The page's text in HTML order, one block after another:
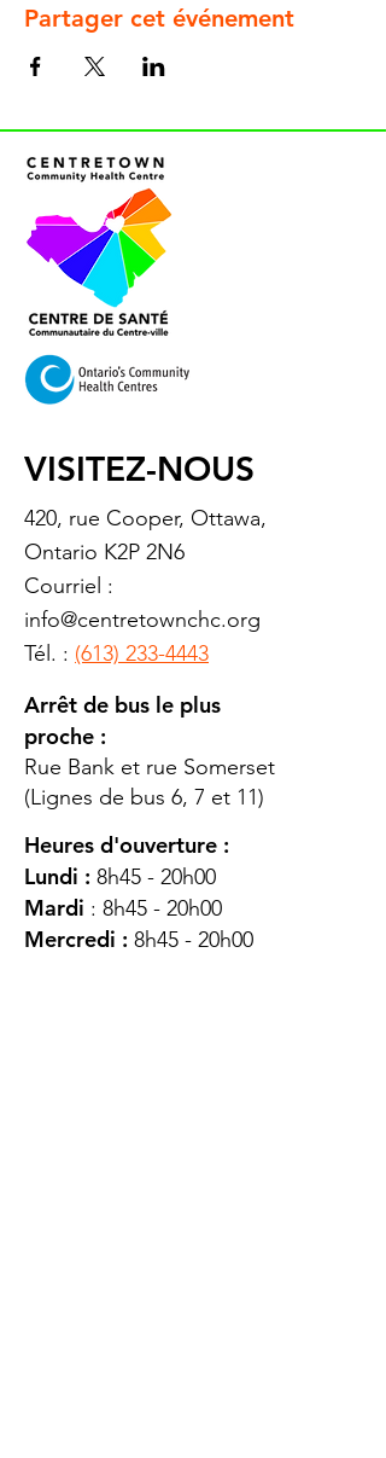
Partager cet événement
VISITEZ-NOUS
420, rue Cooper, Ottawa,
Ontario K2P 2N6
Courriel :
info@centretownchc.org
Tél. : (613) 233-4443
Arrêt de bus le plus
proche :
Rue Bank et rue Somerset
(Lignes de bus 6, 7 et 11)
Heures d'ouverture :
Lundi : 8h45 - 20h00
Mardi : 8h45 - 20h00
Mercredi : 8h45 - 20h00